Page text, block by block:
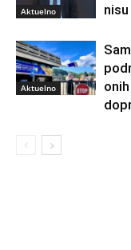
Aktuelno
Aktuelno